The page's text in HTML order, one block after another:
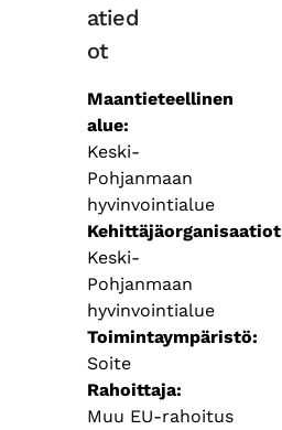
atied
ot
Maantieteellinen
alue
Keski-
Pohjanmaan
hyvinvointialue
Kehittäjäorganisaatiot
Keski-
Pohjanmaan
hyvinvointialue
Toimintaympäristö
Soite
Rahoittaja
Muu EU-rahoitus